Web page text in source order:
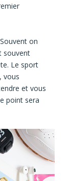
Souvent on
souvent
Le sport
vous
et vous
point sera